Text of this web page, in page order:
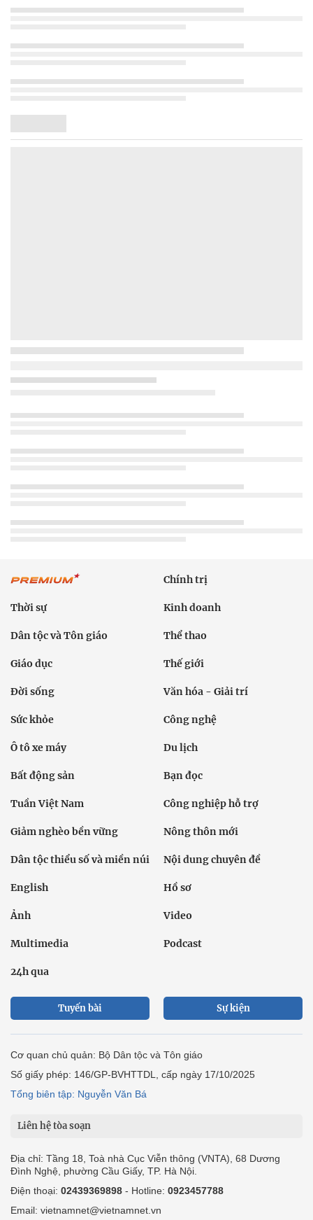
Chính trị
Thời sự Kinh doanh
Dân tộc và Tôn giáo Thể thao
Giáo dục Thế giới
Đời sống Văn hóa - Giải trí
Sức khỏe Công nghệ
Ô tô xe máy Du lịch
Bất động sản Bạn đọc
Tuần Việt Nam Công nghiệp hỗ trợ
Giảm nghèo bền vững Nông thôn mới
Dân tộc thiểu số và miền núi Nội dung chuyên đề
English Hồ sơ
Ảnh Video
Multimedia Podcast
24h qua
Tuyến bài Sự kiện
Cơ quan chủ quản: Bộ Dân tộc và Tôn giáo
Số giấy phép: 146/GP-BVHTTDL, cấp ngày 17/10/2025
Tổng biên tập: Nguyễn Văn Bá
Liên hệ tòa soạn
Địa chỉ: Tầng 18, Toà nhà Cục Viễn thông (VNTA), 68 Dương
Đình Nghệ, phường Cầu Giấy, TP. Hà Nội.
Điện thoại: 02439369898 - Hotline: 0923457788
Email: vietnamnet@vietnamnet.vn